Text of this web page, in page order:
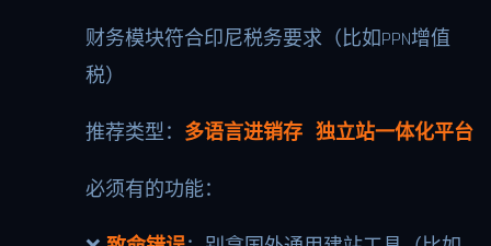
财务模块符合印尼税务要求（比如PPN增值
税）
推荐类型： 多语言进销存 独立站一体化平台
必须有的功能：